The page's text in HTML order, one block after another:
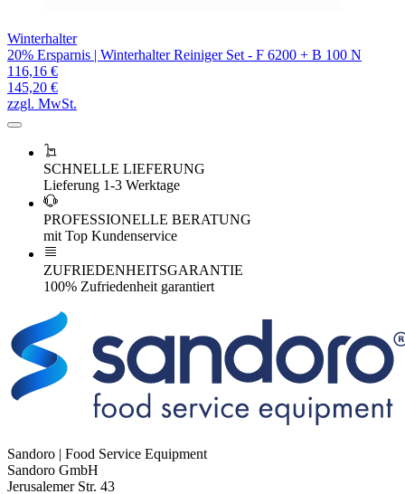
Winterhalter
20% Ersparnis | Winterhalter Reiniger Set - F 6200 + B 100 N
116,16 €
145,20 €
zzgl. MwSt.
SCHNELLE LIEFERUNG
Lieferung 1-3 Werktage
PROFESSIONELLE BERATUNG
mit Top Kundenservice
ZUFRIEDENHEITSGARANTIE
100% Zufriedenheit garantiert
Sandoro | Food Service Equipment
Sandoro GmbH
Jerusalemer Str. 43